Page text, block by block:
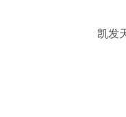
凯发